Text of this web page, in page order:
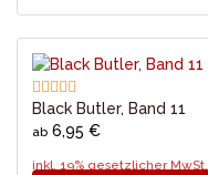
Black Butler, Band 11
ab 6,95 €
inkl. 19% gesetzlicher MwSt.